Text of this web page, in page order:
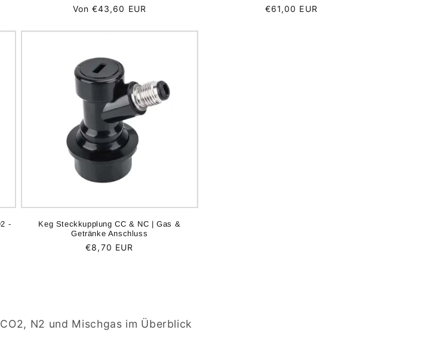
Normaler
Von €43,60 EUR
Normaler
€61,00 EUR
-
Keg Steckkupplung CC & NC | Gas &
Getränke Anschluss
Normaler
€8,70 EUR
N2 und Mischgas im Überblick